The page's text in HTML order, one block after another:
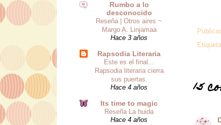
15
Rumbo a lo
desconocido
Reseña | Otros aires ~
Margo A. Linjamaa
Hace 3 años
Rapsodia Literaria
Este es el final...
Rapsodia literaria cierra
sus puertas.
Hace 4 años
Its time to magic
Reseña La huida
Hace 4 años